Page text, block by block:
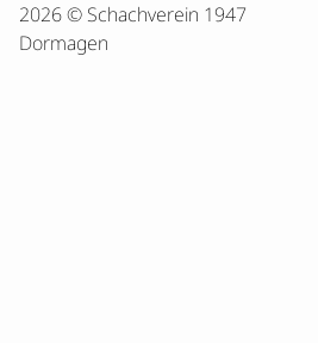
2026 © Schachverein 1947
Dormagen